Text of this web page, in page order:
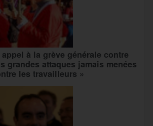
à la grève générale contre
grandes attaques jamais menées
les travailleurs »